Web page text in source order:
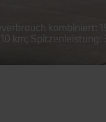
kombiniert:
km;